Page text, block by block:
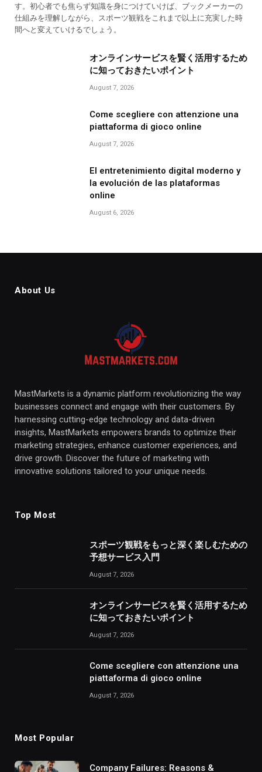
す。初心者でも焦らず知識を身につけていけば、ブックメーカーの
仕組みを理解しながら、スポーツ観戦をこれまで以上に充実した時
間へと変えていけるでしょう。
オンラインサービスを賢く活用するため
に知っておきたいポイント
August 7, 2026
Come scegliere con attenzione una
piattaforma di gioco online
August 7, 2026
El entretenimiento digital moderno y
la evolución de las plataformas
online
August 6, 2026
About Us
MastMarkets is a dynamic platform revolutionizing the way
businesses connect and engage with their customers. By
harnessing cutting-edge technology and data-driven
insights, MastMarkets empowers brands to optimize their
marketing strategies, enhance customer experiences, and
drive growth. Discover the future of marketing with
innovative solutions tailored to your unique needs.
Top Most
スポーツ観戦をもっと深く楽しむための
予想サービス入門
August 7, 2026
オンラインサービスを賢く活用するため
に知っておきたいポイント
August 7, 2026
Come scegliere con attenzione una
piattaforma di gioco online
August 7, 2026
Most Popular
Company Failures: Reasons &